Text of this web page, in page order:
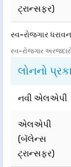
ટ્રાન્સફર)
સ્વ-રોજગાર
સ્વ-રોજગાર
લોનનો
નવી એલએપી
એલએપી
(બૅલેન્સ
ટ્રાન્સફર)